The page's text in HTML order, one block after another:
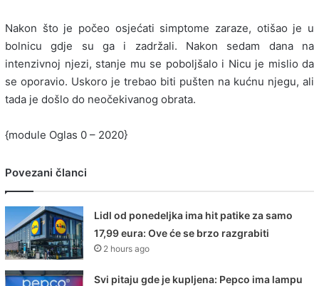
Nakon što je počeo osjećati simptome zaraze, otišao je u
bolnicu gdje su ga i zadržali. Nakon sedam dana na
intenzivnoj njezi, stanje mu se poboljšalo i Nicu je mislio da
se oporavio. Uskoro je trebao biti pušten na kućnu njegu, ali
tada je došlo do neočekivanog obrata.
{module Oglas 0 – 2020}
Povezani članci
Lidl od ponedeljka ima hit patike za samo
17,99 eura: Ove će se brzo razgrabiti
2 hours ago
Svi pitaju gde je kupljena: Pepco ima lampu